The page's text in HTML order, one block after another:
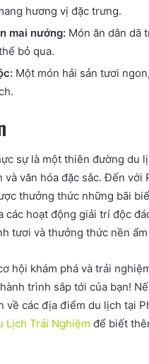
hương vị đặc trưng.
mai nướng: Món ăn dân dã
bỏ qua.
Một món hải sản tươi
sự là một thiên đường du
và văn hóa đặc sắc. Đến với
thưởng thức những bãi
các hoạt động giải trí độc
tươi và thưởng thức nền
hội khám phá và trải
trình sắp tới của bạn!
về các địa điểm du lịch tại
Lịch Trải Nghiệm để biết